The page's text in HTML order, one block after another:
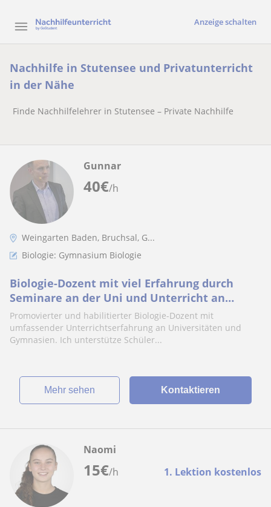
Anzeige schalten
Nachhilfe in Stutensee und Privatunterricht
in der Nähe
Finde Nachhilfelehrer in Stutensee – Private Nachhilfe
40€/h
Gunnar
Weingarten Baden, Bruchsal, G...
Biologie: Gymnasium Biologie
Biologie-Dozent mit viel Erfahrung durch
Seminare an der Uni und Unterricht an
Gymnasien: Unterricht für alle Altersstufen
Promovierter und habilitierter Biologie-Dozent mit
umfassender Unterrichtserfahrung an Universitäten und
Gymnasien. Ich unterstütze Schüler...
Mehr sehen Kontaktieren
15€/h 1. Lektion kostenlos
Naomi